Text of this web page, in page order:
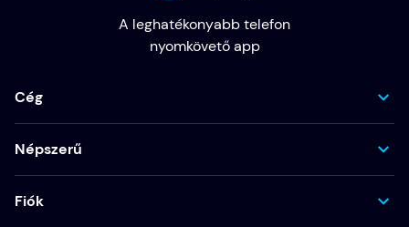
A leghatékonyabb telefon
nyomkövető app
Cég
Népszerű
Fiók